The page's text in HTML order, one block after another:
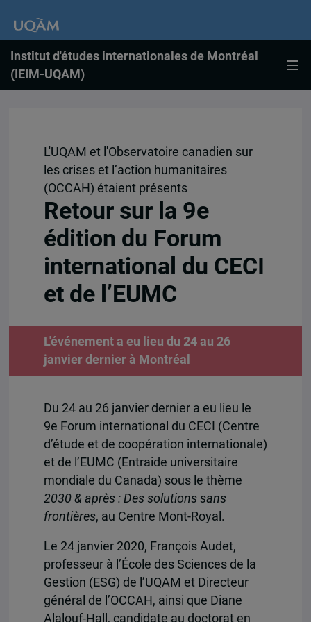
Institut d'études internationales de Montréal
(IEIM-UQAM)
L'UQAM et l'Observatoire canadien sur
les crises et l’action humanitaires
(OCCAH) étaient présents
Retour sur la 9e
édition du Forum
international du CECI
et de l’EUMC
L'événement a eu lieu du 24 au 26
janvier dernier à Montréal
Du 24 au 26 janvier dernier a eu lieu le
9e Forum international du CECI (Centre
d’étude et de coopération internationale)
et de l’EUMC (Entraide universitaire
mondiale du Canada) sous le thème
2030 & après : Des solutions sans
frontières, au Centre Mont-Royal.
Le 24 janvier 2020, François Audet,
professeur à l’École des Sciences de la
Gestion (ESG) de l’UQAM et Directeur
général de l’OCCAH, ainsi que Diane
Alalouf-Hall, candidate au doctorat en